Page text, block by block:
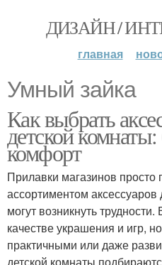
ДИЗАЙН /
главная
Умный зайка
Как выбрать
детской
комфорт
Прилавки магазинов просто
ассортиментом
могут возникнуть
качестве украшения и игр,
практичными или даже